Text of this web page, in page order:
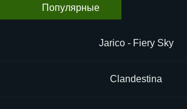
Популярные
Jarico - Fiery Sky
Clandestina